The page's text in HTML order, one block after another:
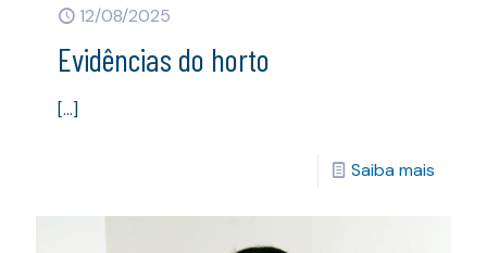
12/08/2025
Evidências do horto
[…]
Saiba mais